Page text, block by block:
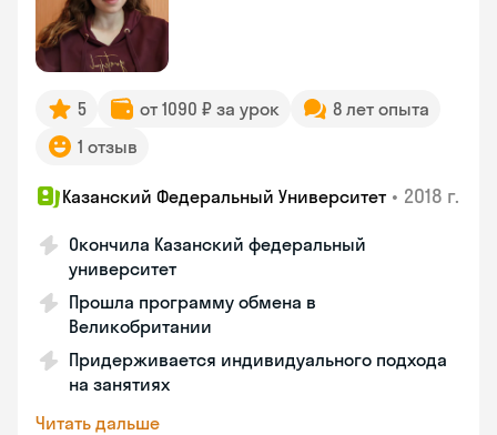
5 от 1090 ₽ за урок
8 лет опыта
1 отзыв
Казанский Федеральный Университет • 2018 г.
Окончила Казанский федеральный
университет
Прошла программу обмена в
Великобритании
Придерживается индивидуального подхода
на занятиях
Читать дальше